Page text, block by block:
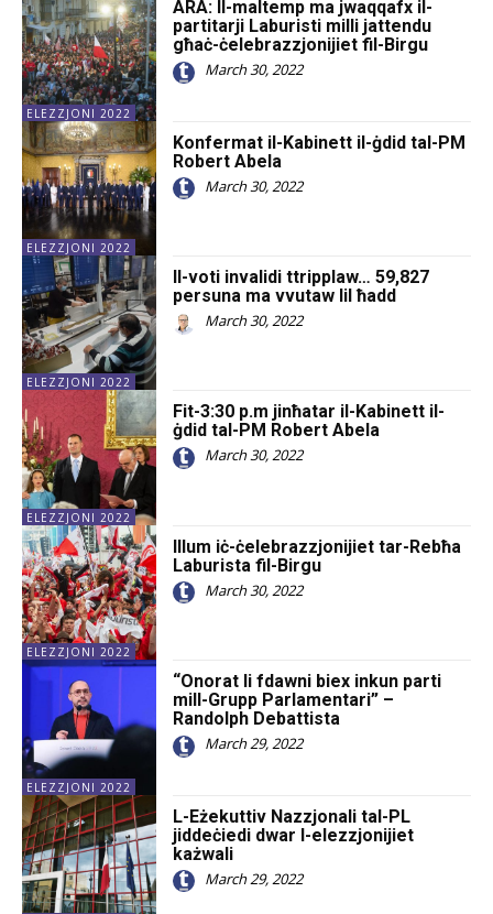
ELEZZJONI 2022
ARA: Il-maltemp ma jwaqqafx il-
partitarji Laburisti milli jattendu
għaċ-ċelebrazzjonijiet fil-Birgu
March 30, 2022
ELEZZJONI 2022
Konfermat il-Kabinett il-ġdid tal-PM
Robert Abela
March 30, 2022
ELEZZJONI 2022
Il-voti invalidi ttripplaw… 59,827
persuna ma vvutaw lil ħadd
March 30, 2022
ELEZZJONI 2022
Fit-3:30 p.m jinħatar il-Kabinett il-
ġdid tal-PM Robert Abela
March 30, 2022
ELEZZJONI 2022
Illum iċ-ċelebrazzjonijiet tar-Rebħa
Laburista fil-Birgu
March 30, 2022
ELEZZJONI 2022
“Onorat li fdawni biex inkun parti
mill-Grupp Parlamentari” –
Randolph Debattista
March 29, 2022
L-Eżekuttiv Nazzjonali tal-PL
jiddeċiedi dwar l-elezzjonijiet
każwali
March 29, 2022